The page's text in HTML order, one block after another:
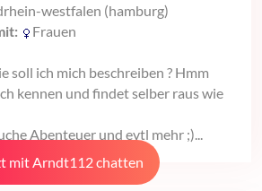
westfalen (hamburg)
Frauen
soll ich mich beschreiben ? Hmm
kennen und findet selber raus wie
Abenteuer und evtl mehr ;)...
mit Arndt112 chatten